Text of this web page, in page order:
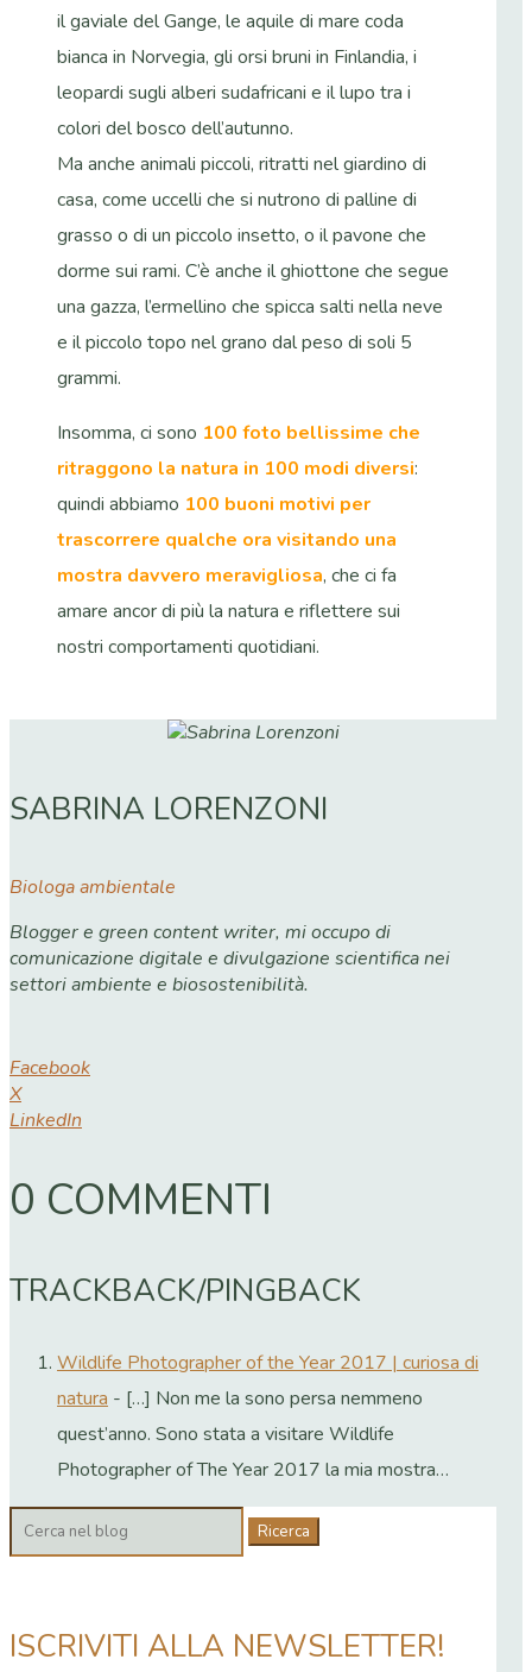
il gaviale del Gange, le aquile di mare coda
bianca in Norvegia, gli orsi bruni in Finlandia, i
leopardi sugli alberi sudafricani e il lupo tra i
colori del bosco dell’autunno.
Ma anche animali piccoli, ritratti nel giardino di
casa, come uccelli che si nutrono di palline di
grasso o di un piccolo insetto, o il pavone che
dorme sui rami. C’è anche il ghiottone che segue
una gazza, l’ermellino che spicca salti nella neve
e il piccolo topo nel grano dal peso di soli 5
grammi.
Insomma, ci sono 100 foto bellissime che
ritraggono la natura in 100 modi diversi:
quindi abbiamo 100 buoni motivi per
trascorrere qualche ora visitando una
mostra davvero meravigliosa, che ci fa
amare ancor di più la natura e riflettere sui
nostri comportamenti quotidiani.
SABRINA LORENZONI
Biologa ambientale
Blogger e green content writer, mi occupo di
comunicazione digitale e divulgazione scientifica nei
settori ambiente e biosostenibilità.
Facebook
X
LinkedIn
0 COMMENTI
TRACKBACK/PINGBACK
Wildlife Photographer of the Year 2017 | curiosa di
natura - […] Non me la sono persa nemmeno
quest’anno. Sono stata a visitare Wildlife
Photographer of The Year 2017 la mia mostra…
Cerca:
ISCRIVITI ALLA NEWSLETTER!